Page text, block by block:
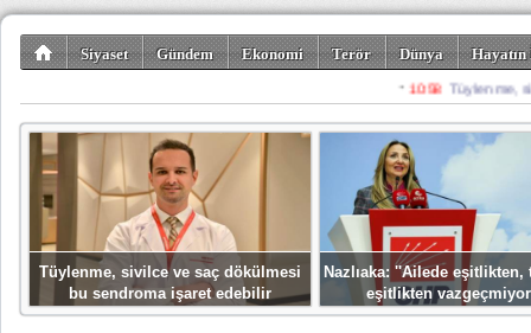
Siyaset Gündem Ekonomi Terör Dünya
Spor Misafir
Tüylenme, sivilce ve saç dökülmesi
bu sendroma işaret edebilir
Nazlıaka: ''Ailede eşitlikten,
eşitlikten